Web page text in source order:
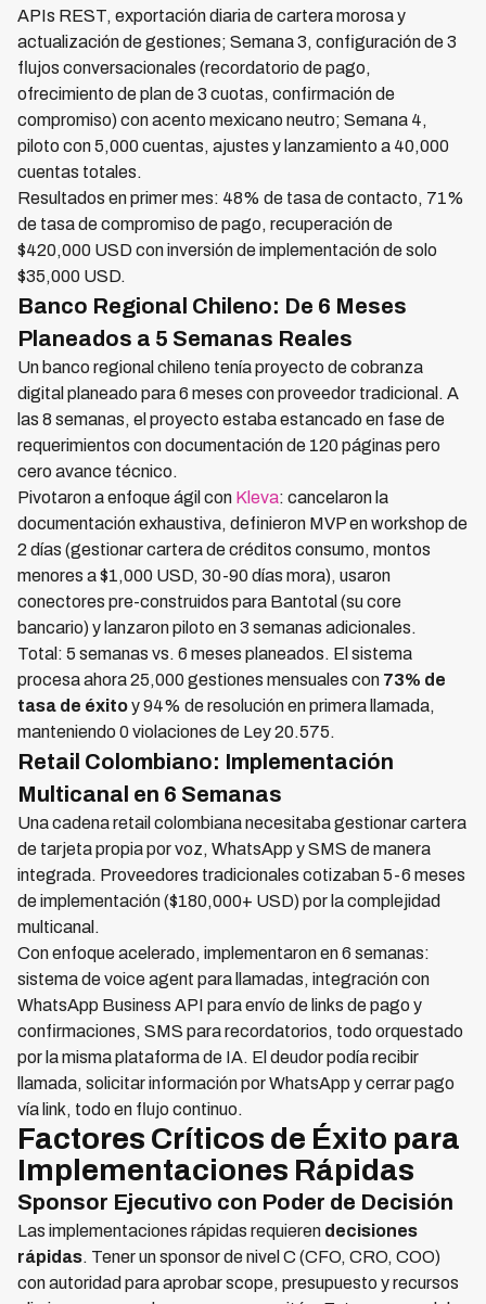
APIs REST, exportación diaria de cartera morosa y
actualización de gestiones; Semana 3, configuración de 3
flujos conversacionales (recordatorio de pago,
ofrecimiento de plan de 3 cuotas, confirmación de
compromiso) con acento mexicano neutro; Semana 4,
piloto con 5,000 cuentas, ajustes y lanzamiento a 40,000
cuentas totales.
Resultados en primer mes: 48% de tasa de contacto, 71%
de tasa de compromiso de pago, recuperación de
$420,000 USD con inversión de implementación de solo
$35,000 USD.
Banco Regional Chileno: De 6 Meses
Planeados a 5 Semanas Reales
Un banco regional chileno tenía proyecto de cobranza
digital planeado para 6 meses con proveedor tradicional. A
las 8 semanas, el proyecto estaba estancado en fase de
requerimientos con documentación de 120 páginas pero
cero avance técnico.
Pivotaron a enfoque ágil con Kleva: cancelaron la
documentación exhaustiva, definieron MVP en workshop de
2 días (gestionar cartera de créditos consumo, montos
menores a $1,000 USD, 30-90 días mora), usaron
conectores pre-construidos para Bantotal (su core
bancario) y lanzaron piloto en 3 semanas adicionales.
Total: 5 semanas vs. 6 meses planeados. El sistema
procesa ahora 25,000 gestiones mensuales con 73% de
tasa de éxitoy 94% de resolución en primera llamada,
manteniendo 0 violaciones de Ley 20.575.
Retail Colombiano: Implementación
Multicanal en 6 Semanas
Una cadena retail colombiana necesitaba gestionar cartera
de tarjeta propia por voz, WhatsApp y SMS de manera
integrada. Proveedores tradicionales cotizaban 5-6 meses
de implementación ($180,000+ USD) por la complejidad
multicanal.
Con enfoque acelerado, implementaron en 6 semanas:
sistema de voice agent para llamadas, integración con
WhatsApp Business API para envío de links de pago y
confirmaciones, SMS para recordatorios, todo orquestado
por la misma plataforma de IA. El deudor podía recibir
llamada, solicitar información por WhatsApp y cerrar pago
vía link, todo en flujo continuo.
Factores Críticos de Éxito para
Implementaciones Rápidas
Sponsor Ejecutivo con Poder de Decisión
Las implementaciones rápidas requieren decisiones
rápidas. Tener un sponsor de nivel C (CFO, CRO, COO)
con autoridad para aprobar scope, presupuesto y recursos